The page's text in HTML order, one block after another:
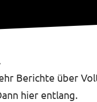
Berichte über
hier entlang.